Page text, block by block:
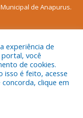
de Anapurus.
experiência de
você
de cookies.
isso é feito, acesse
concorda, clique em